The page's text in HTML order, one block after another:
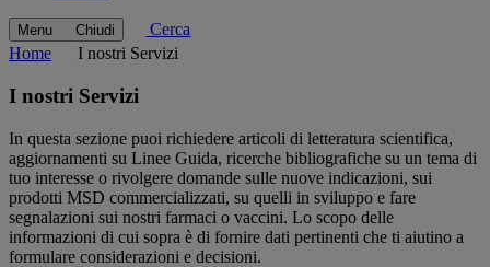
Menu Chiudi
Cerca
Home
I nostri Servizi
I nostri Servizi
In questa sezione puoi richiedere articoli di letteratura scientifica,
aggiornamenti su Linee Guida, ricerche bibliografiche su un tema di
tuo interesse o rivolgere domande sulle nuove indicazioni, sui
prodotti MSD commercializzati, su quelli in sviluppo e fare
segnalazioni sui nostri farmaci o vaccini. Lo scopo delle
informazioni di cui sopra è di fornire dati pertinenti che ti aiutino a
formulare considerazioni e decisioni.